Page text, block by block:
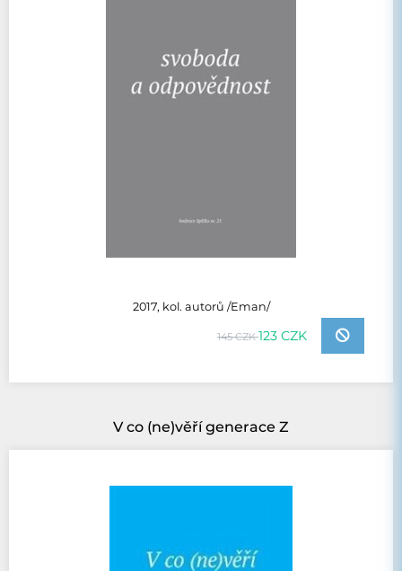
2017, kol. autorů /Eman/
145 CZK123 CZK
V co (ne)věří generace Z